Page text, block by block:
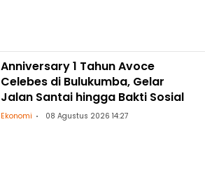
Anniversary 1 Tahun Avoce
Celebes di Bulukumba, Gelar
Jalan Santai hingga Bakti Sosial
Ekonomi 08 Agustus 2026 14:27